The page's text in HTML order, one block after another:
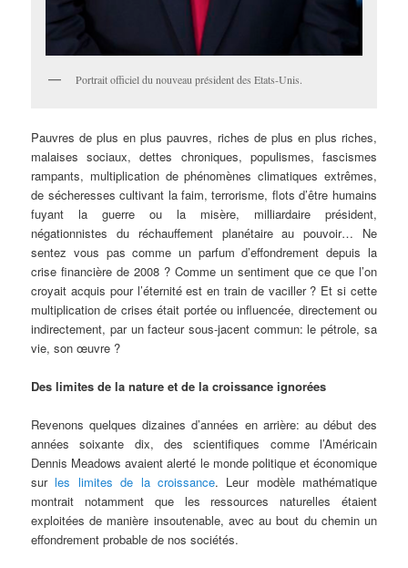
Portrait officiel du nouveau président des Etats-Unis.
Pauvres de plus en plus pauvres, riches de plus en plus riches,
malaises sociaux, dettes chroniques, populismes, fascismes
rampants, multiplication de phénomènes climatiques extrêmes,
de sécheresses cultivant la faim, terrorisme, flots d’être humains
fuyant la guerre ou la misère, milliardaire président,
négationnistes du réchauffement planétaire au pouvoir… Ne
sentez vous pas comme un parfum d’effondrement depuis la
crise financière de 2008 ? Comme un sentiment que ce que l’on
croyait acquis pour l’éternité est en train de vaciller ? Et si cette
multiplication de crises était portée ou influencée, directement ou
indirectement, par un facteur sous-jacent commun: le pétrole, sa
vie, son œuvre ?
Des limites de la nature et de la croissance ignorées
Revenons quelques dizaines d’années en arrière: au début des
années soixante dix, des scientifiques comme l’Américain
Dennis Meadows avaient alerté le monde politique et économique
surles limites de la croissance. Leur modèle mathématique
montrait notamment que les ressources naturelles étaient
exploitées de manière insoutenable, avec au bout du chemin un
effondrement probable de nos sociétés.